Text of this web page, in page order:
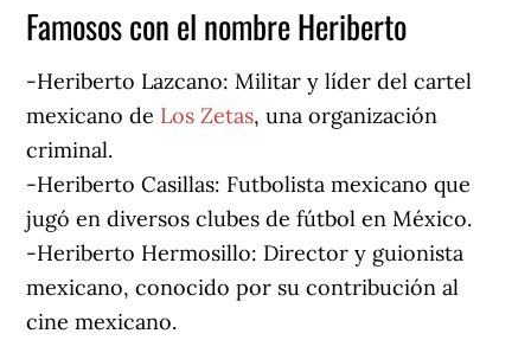
Famosos con el nombre Heriberto
-Heriberto Lazcano: Militar y líder del cartel
mexicano de Los Zetas, una organización
criminal.
-Heriberto Casillas: Futbolista mexicano que
jugó en diversos clubes de fútbol en México.
-Heriberto Hermosillo: Director y guionista
mexicano, conocido por su contribución al
cine mexicano.